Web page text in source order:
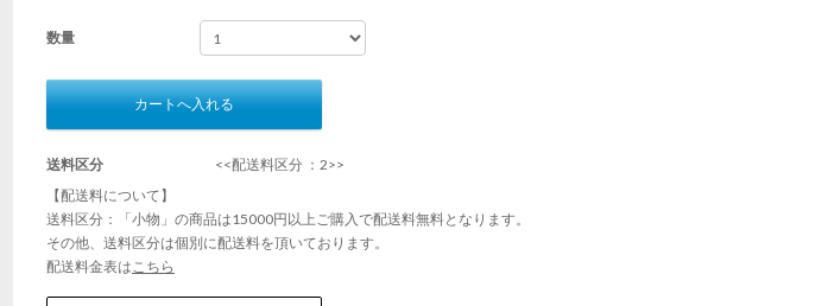
数量
カートへ入れる
送料区分
<<配送料区分 ：2>>
【配送料について】
送料区分：「小物」の商品は15000円以上ご購入で配送料無料となります。
その他、送料区分は個別に配送料を頂いております。
配送料金表はこちら